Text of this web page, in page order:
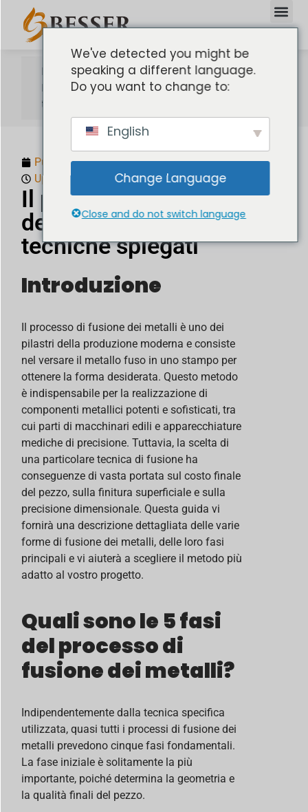
Home
Il processo di fusione dei metalli: tipi e
tecniche spiegati
Pubblicato: Ottobre 23, 2025
Updated: Ottobre 23, 2025
Il processo di fusione
dei metalli: tipi e
tecniche spiegati
Introduzione
Il processo di fusione dei metalli è uno dei
pilastri della produzione moderna e consiste
nel versare il metallo fuso in uno stampo per
ottenere la forma desiderata. Questo metodo
è indispensabile per la realizzazione di
componenti metallici potenti e sofisticati, tra
cui parti di macchinari edili e apparecchiature
mediche di precisione. Tuttavia, la scelta di
una particolare tecnica di fusione ha
conseguenze di vasta portata sul costo finale
del pezzo, sulla finitura superficiale e sulla
precisione dimensionale. Questa guida vi
fornirà una descrizione dettagliata delle varie
forme di fusione dei metalli, delle loro fasi
principali e vi aiuterà a scegliere il metodo più
adatto al vostro progetto.
Quali sono le 5 fasi
del processo di
fusione dei metalli?
Indipendentemente dalla tecnica specifica
utilizzata, quasi tutti i processi di fusione dei
metalli prevedono cinque fasi fondamentali.
La fase iniziale è solitamente la più
importante, poiché determina la geometria e
la qualità finali del pezzo.
We've detected you might be
speaking a different language.
Do you want to change to:
English
Change Language
Close and do not switch language